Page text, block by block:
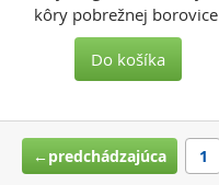
kôry pobrežnej borovice
Do košíka
←predchádzajúca 1